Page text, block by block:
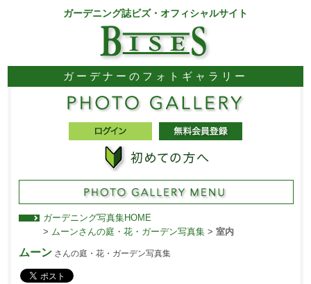
ガーデニング誌ビズ・オフィシャルサイト
ガーデナーのフォトギャラリー
ガーデニング写真集HOME
> ムーンさんの庭・花・ガーデン写真集> 室内
ムーンさんの庭・花・ガーデン写真集